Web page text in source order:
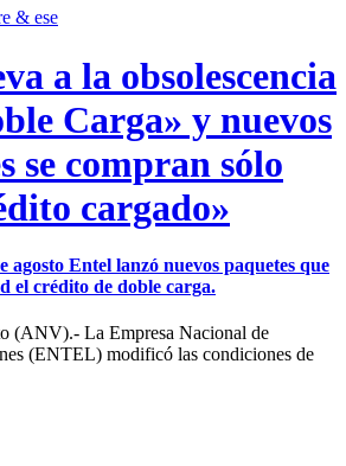
& ese
a la obsolescencia
Carga» y nuevos
se compran sólo
cargado»
agosto Entel lanzó nuevos paquetes que
el crédito de doble carga.
(ANV).- La Empresa Nacional de
(ENTEL) modificó las condiciones de